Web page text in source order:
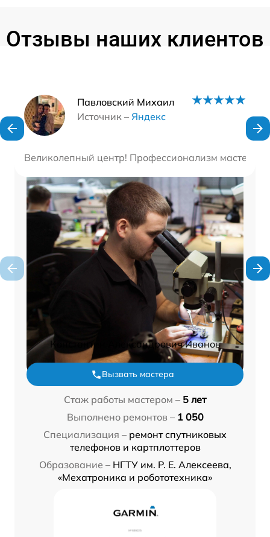
Отзывы наших клиентов
Павловский Михаил
Источник – Яндекс
Великолепный центр! Профессионализм мастеров
Наши мастера
Константин Александрович Иванов
Вызвать мастера
Стаж работы мастером – 5 лет
Выполнено ремонтов – 1 050
Специализация – ремонт спутниковых
телефонов и картплоттеров
Образование – НГТУ им. Р. Е. Алексеева,
«Мехатроника и робототехника»